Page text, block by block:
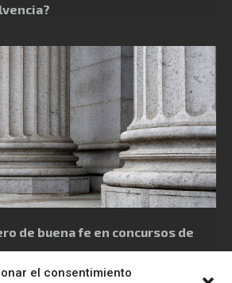
el consentimiento
de buena fe en concursos de